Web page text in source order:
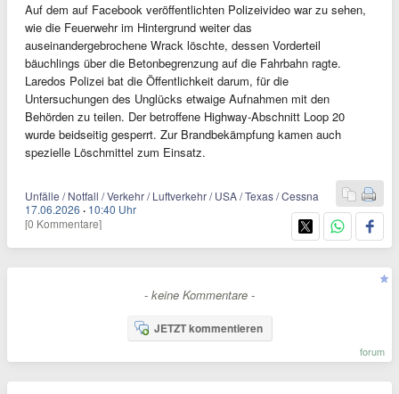
Auf dem auf Facebook veröffentlichten Polizeivideo war zu sehen,
wie die Feuerwehr im Hintergrund weiter das
auseinandergebrochene Wrack löschte, dessen Vorderteil
bäuchlings über die Betonbegrenzung auf die Fahrbahn ragte.
Laredos Polizei bat die Öffentlichkeit darum, für die
Untersuchungen des Unglücks etwaige Aufnahmen mit den
Behörden zu teilen. Der betroffene Highway-Abschnitt Loop 20
wurde beidseitig gesperrt. Zur Brandbekämpfung kamen auch
spezielle Löschmittel zum Einsatz.
Unfälle / Notfall / Verkehr / Luftverkehr / USA / Texas / Cessna
17.06.2026 · 10:40 Uhr
[0 Kommentare]
- keine Kommentare -
JETZT kommentieren
forum